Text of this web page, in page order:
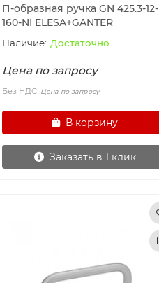
П-образная ручка GN 425.3-12-
160-NI ELESA+GANTER
Достаточно
Цена по запросу
Без НДС: Цена по запросу
В корзину
Заказать в 1 клик